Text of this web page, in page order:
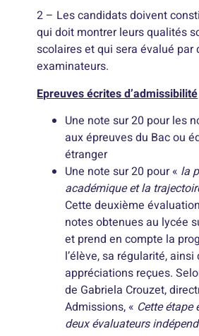
2 – Les candidats doivent
qui doit montrer leurs qualités
scolaires et qui sera évalué par
examinateurs.
Epreuves écrites d’admissibilité
Une note sur 20 pour les
aux épreuves du Bac ou
étranger
Une note sur 20 pour « la
académique et la
Cette deuxième
notes obtenues au lycée
et prend en compte la
l’élève, sa régularité, ainsi
appréciations reçues.
de Gabriela Crouzet,
Admissions, « Cette étape
deux évaluateurs